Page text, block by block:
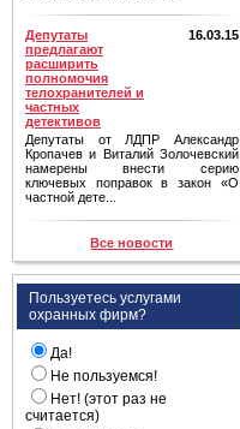
Депутаты
предлагают
расширить
полномочия
телохранителей и
частных
детективов
16.03.15
Депутаты от ЛДПР Александр
Кропачев и Виталий Золочевский
намерены внести серию
ключевых поправок в закон «О
частной дете...
Все новости
Пользуетесь услугами
охранных фирм?
Да!
Не пользуемся!
Нет! (этот раз не
считается)